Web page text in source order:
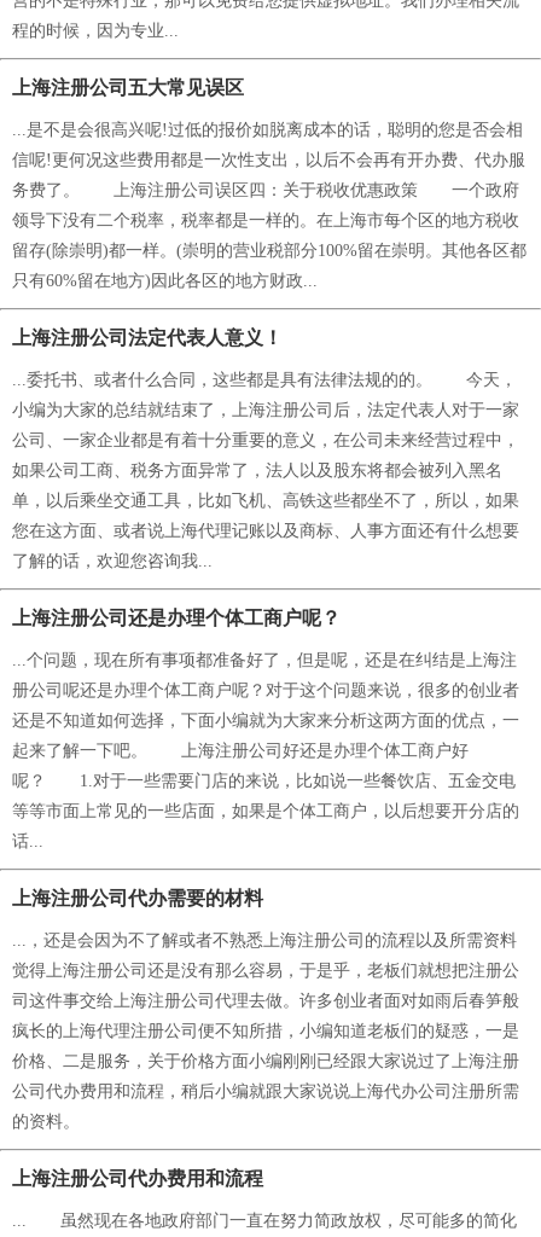
程的时候，因为专业...
上海注册公司五大常见误区
...是不是会很高兴呢!过低的报价如脱离成本的话，聪明的您是否会相
信呢!更何况这些费用都是一次性支出，以后不会再有开办费、代办服
务费了。 上海注册公司误区四：关于税收优惠政策 一个政府
领导下没有二个税率，税率都是一样的。在上海市每个区的地方税收
留存(除崇明)都一样。(崇明的营业税部分100%留在崇明。其他各区都
只有60%留在地方)因此各区的地方财政...
上海注册公司法定代表人意义！
...委托书、或者什么合同，这些都是具有法律法规的的。 今天，
小编为大家的总结就结束了，上海注册公司后，法定代表人对于一家
公司、一家企业都是有着十分重要的意义，在公司未来经营过程中，
如果公司工商、税务方面异常了，法人以及股东将都会被列入黑名
单，以后乘坐交通工具，比如飞机、高铁这些都坐不了，所以，如果
您在这方面、或者说上海代理记账以及商标、人事方面还有什么想要
了解的话，欢迎您咨询我...
上海注册公司还是办理个体工商户呢？
...个问题，现在所有事项都准备好了，但是呢，还是在纠结是上海注
册公司呢还是办理个体工商户呢？对于这个问题来说，很多的创业者
还是不知道如何选择，下面小编就为大家来分析这两方面的优点，一
起来了解一下吧。 上海注册公司好还是办理个体工商户好
呢？ 1.对于一些需要门店的来说，比如说一些餐饮店、五金交电
等等市面上常见的一些店面，如果是个体工商户，以后想要开分店的
话...
上海注册公司代办需要的材料
...，还是会因为不了解或者不熟悉上海注册公司的流程以及所需资料
觉得上海注册公司还是没有那么容易，于是乎，老板们就想把注册公
司这件事交给上海注册公司代理去做。许多创业者面对如雨后春笋般
疯长的上海代理注册公司便不知所措，小编知道老板们的疑惑，一是
价格、二是服务，关于价格方面小编刚刚已经跟大家说过了上海注册
公司代办费用和流程，稍后小编就跟大家说说上海代办公司注册所需
的资料。
上海注册公司代办费用和流程
... 虽然现在各地政府部门一直在努力简政放权，尽可能多的简化